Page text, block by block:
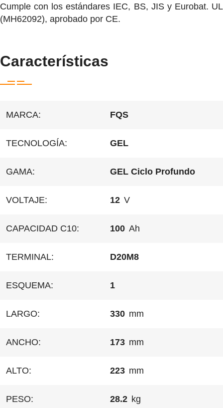
Cumple con los estándares IEC, BS, JIS y Eurobat. UL
(MH62092), aprobado por CE.
Características
MARCA: FQS
TECNOLOGÍA: GEL
GAMA: GEL Ciclo Profundo
VOLTAJE: 12 V
CAPACIDAD C10: 100 Ah
TERMINAL: D20M8
ESQUEMA: 1
LARGO: 330 mm
ANCHO: 173 mm
ALTO: 223 mm
PESO: 28.2 kg